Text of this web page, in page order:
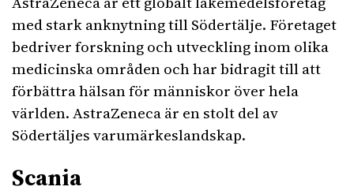
med stark anknytning till Södertälje. Företaget
bedriver forskning och utveckling inom olika
medicinska områden och har bidragit till att
förbättra hälsan för människor över hela
världen. AstraZeneca är en stolt del av
Södertäljes varumärkeslandskap.
Scania